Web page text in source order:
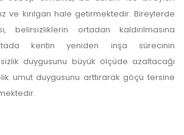
ve kırılgan hale getirmektedir. Bireylerde
belirsizliklerin ortadan kaldırılmasına
kentin yeniden inşa sürecinin
duygusunu büyük ölçüde azaltacağı
umut duygusunu arttırarak göçü tersine